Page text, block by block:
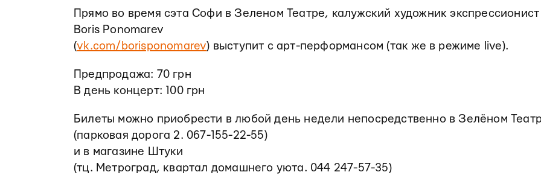
Прямо во время сэта Софи в Зеленом Театре, калужский художник экспрессионист
Boris Ponomarev
(vk.com/borisponomarev) выступит с арт-перформансом (так же в режиме live).
Предпродажа: 70 грн
В день концерт: 100 грн
Билеты можно приобрести в любой день недели непосредственно в Зелёном
(парковая дорога 2. 067-155-22-55)
и в магазине Штуки
(тц. Метроград, квартал домашнего уюта. 044 247-57-35)